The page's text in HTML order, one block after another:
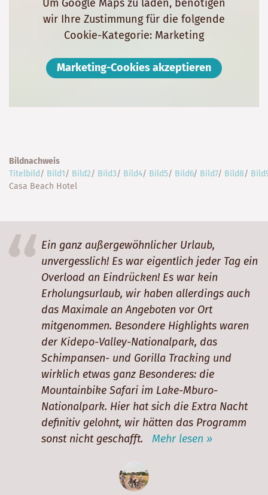
Um Google Maps zu laden, benötigen
wir Ihre Zustimmung für die folgende
Cookie-Kategorie: Marketing
Marketing-Cookies akzeptieren
Bildnachweis
Titelbild/ Bild1/ Bild2/ Bild3/ Bild4/ Bild5/ Bild6/ Bild7/ Bild8/
Casa Beach Hotel
Ein ganz außergewöhnlicher Urlaub,
unvergesslich! Es war eigentlich jeder Tag ein
Overload an Eindrücken! Es war kein
Erholungsurlaub, wir haben allerdings auch
das Maximale an Angeboten vor Ort
mitgenommen. Besondere Highlights waren
der Kidepo-Valley-Nationalpark, das
Schimpansen- und Gorilla Tracking und
wirklich etwas ganz Besonderes: die
Mountainbike Safari im Lake-Mburo-
Nationalpark. Hier hat sich die Extra Nacht
definitiv gelohnt, wir hätten das Programm
sonst nicht geschafft. Mehr lesen »